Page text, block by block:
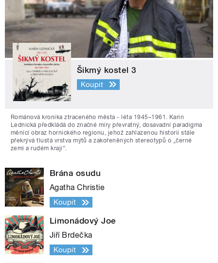
Šikmý kostel 3
Koupit
Románová kronika ztraceného města - léta 1945–1961. Karin
Lednická předkládá do značné míry převratný, dosavadní paradigma
měnící obraz hornického regionu, jehož zahlazenou historii stále
překrývá tlustá vrstva mýtů a zakořeněných stereotypů o „černé
zemi a rudém kraji“.
Brána osudu
Agatha Christie
Koupit
Limonádový Joe
Jiří Brdečka
Koupit